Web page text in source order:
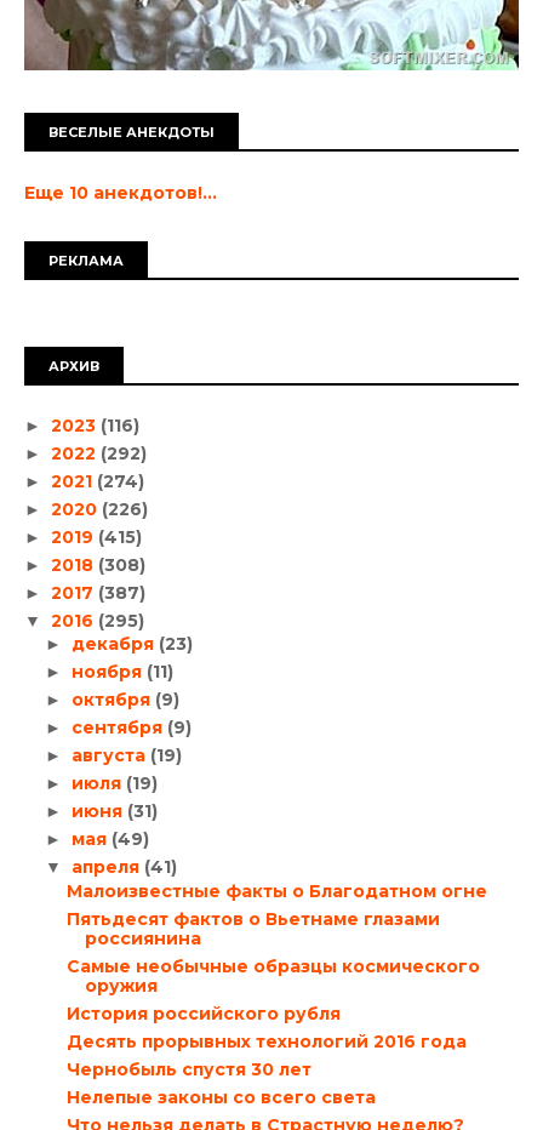
ВЕСЕЛЫЕ АНЕКДОТЫ
Еще 10 анекдотов!...
РЕКЛАМА
АРХИВ
► 2023 (116)
► 2022 (292)
► 2021 (274)
► 2020 (226)
► 2019 (415)
► 2018 (308)
► 2017 (387)
▼ 2016 (295)
► декабря (23)
► ноября (11)
► октября (9)
► сентября (9)
► августа (19)
► июля (19)
► июня (31)
► мая (49)
▼ апреля (41)
Малоизвестные факты о Благодатном огне
Пятьдесят фактов о Вьетнаме глазами
россиянина
Самые необычные образцы космического
оружия
История российского рубля
Десять прорывных технологий 2016 года
Чернобыль спустя 30 лет
Нелепые законы со всего света
Что нельзя делать в Страстную неделю?